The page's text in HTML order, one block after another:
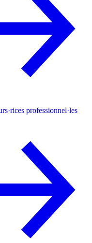
professionnel·les